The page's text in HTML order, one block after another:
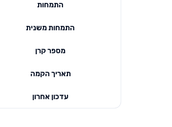
התמחות
התמחות משנית
מספר קרן
תאריך הקמה
עדכון אחרון